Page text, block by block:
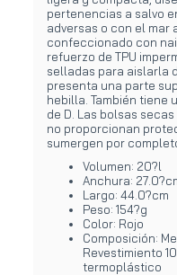
pertenencias a salvo
adversas o con el mar
confeccionado con
refuerzo de TPU
selladas para aislarla
presenta una parte
hebilla. También tiene
de D. Las bolsas
no proporcionan
sumergen por
Volumen: 20?l
Anchura:
Largo: 44.0?cm
Peso: 154?g
Color: Rojo
Composición:
Revestimiento
termoplástico